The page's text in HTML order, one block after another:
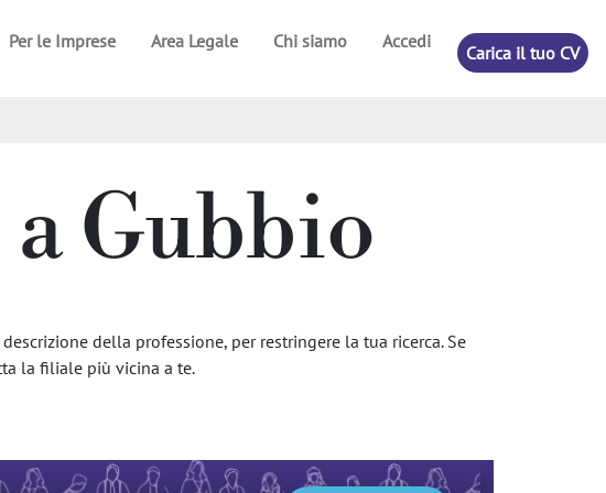
Per le Imprese Area Legale Chi siamo Accedi
Carica il tuo CV
Gubbio
della professione, per restringere la tua ricerca. Se
la filiale più vicina a te.